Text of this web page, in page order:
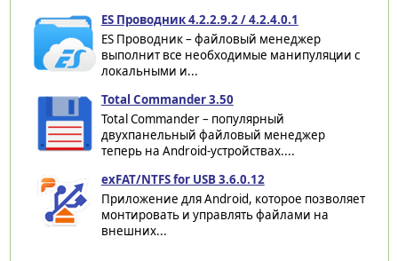
ES Проводник 4.2.2.9.2 / 4.2.4.0.1
ES Проводник – файловый менеджер
выполнит все необходимые манипуляции с
локальными и...
Total Commander 3.50
Total Commander – популярный
двухпанельный файловый менеджер
теперь на Android-устройствах....
exFAT/NTFS for USB 3.6.0.12
Приложение для Android, которое позволяет
монтировать и управлять файлами на
внешних...